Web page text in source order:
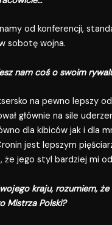
od konferencji,
sobotę wojna.
nam coś o swoim
na pewno lepszy
głównie na sile
dla kibiców jak i dla
jest lepszym
że jego styl bardziej mi
kraju, rozumiem,
Mistrza Polski?